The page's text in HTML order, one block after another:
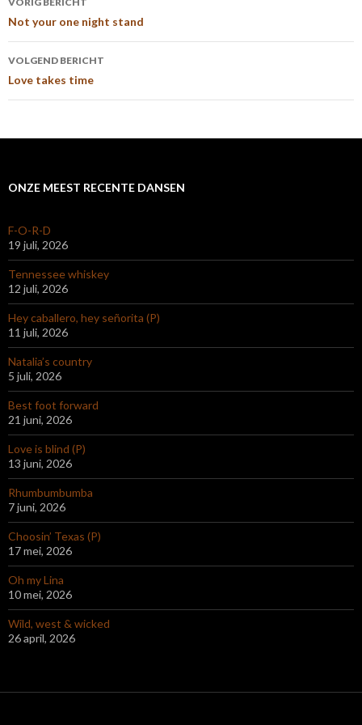
navigatie
Not your one night stand
VOLGEND BERICHT
Love takes time
ONZE MEEST RECENTE DANSEN
F-O-R-D
19 juli, 2026
Tennessee whiskey
12 juli, 2026
Hey caballero, hey señorita (P)
11 juli, 2026
Natalia’s country
5 juli, 2026
Best foot forward
21 juni, 2026
Love is blind (P)
13 juni, 2026
Rhumbumbumba
7 juni, 2026
Choosin’ Texas (P)
17 mei, 2026
Oh my Lina
10 mei, 2026
Wild, west & wicked
26 april, 2026